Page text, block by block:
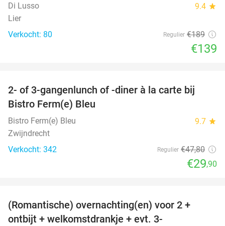
Di Lusso 9.4 star
Lier
Verkocht: 80
Regulier €189
€139
37%
2- of 3-gangenlunch of -diner à la carte bij
Bistro Ferm(e) Bleu
Bistro Ferm(e) Bleu 9.7 star
Zwijndrecht
Verkocht: 342
Regulier €47,80
€29,90
(Romantische) overnachting(en) voor 2 +
ontbijt + welkomstdrankje + evt. 3-